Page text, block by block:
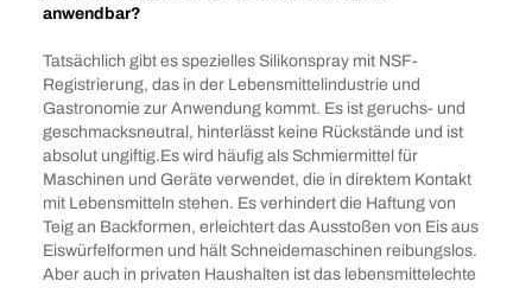
anwendbar?
Tatsächlich gibt es spezielles Silikonspray mit NSF-
Registrierung, das in der Lebensmittelindustrie und
Gastronomie zur Anwendung kommt. Es ist geruchs- und
geschmacksneutral, hinterlässt keine Rückstände und ist
absolut ungiftig.Es wird häufig als Schmiermittel für
Maschinen und Geräte verwendet, die in direktem Kontakt
mit Lebensmitteln stehen. Es verhindert die Haftung von
Teig an Backformen, erleichtert das Ausstoßen von Eis aus
Eiswürfelformen und hält Schneidemaschinen reibungslos.
Aber auch in privaten Haushalten ist das lebensmittelechte